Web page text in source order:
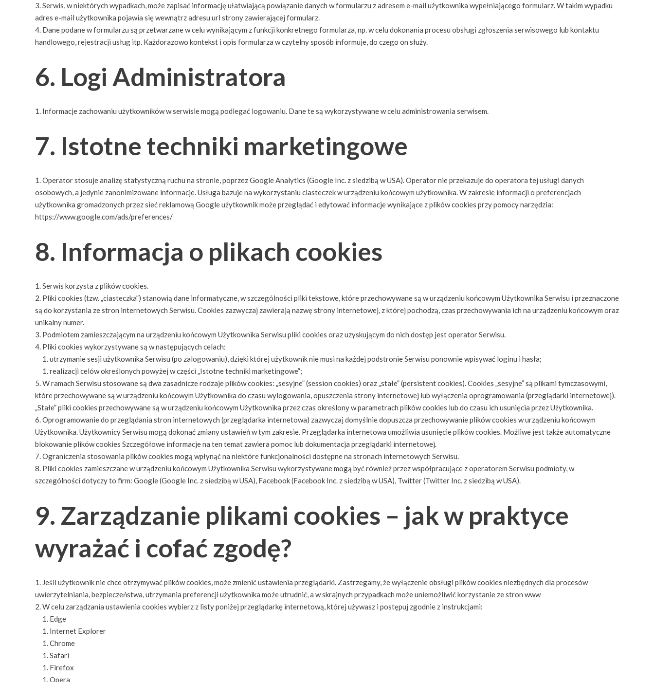
Serwis, w niektórych wypadkach, może zapisać informację ułatwiającą powiązanie danych w formularzu z adresem e-mail użytkownika wypełniającego formularz. W takim wypadku
adres e-mail użytkownika pojawia się wewnątrz adresu url strony zawierającej formularz.
Dane podane w formularzu są przetwarzane w celu wynikającym z funkcji konkretnego formularza, np. w celu dokonania procesu obsługi zgłoszenia serwisowego lub kontaktu
handlowego, rejestracji usług itp. Każdorazowo kontekst i opis formularza w czytelny sposób informuje, do czego on służy.
6. Logi Administratora
Informacje zachowaniu użytkowników w serwisie mogą podlegać logowaniu. Dane te są wykorzystywane w celu administrowania serwisem.
7. Istotne techniki marketingowe
Operator stosuje analizę statystyczną ruchu na stronie, poprzez Google Analytics (Google Inc. z siedzibą w USA). Operator nie przekazuje do operatora tej usługi danych
osobowych, a jedynie zanonimizowane informacje. Usługa bazuje na wykorzystaniu ciasteczek w urządzeniu końcowym użytkownika. W zakresie informacji o preferencjach
użytkownika gromadzonych przez sieć reklamową Google użytkownik może przeglądać i edytować informacje wynikające z plików cookies przy pomocy narzędzia:
https://www.google.com/ads/preferences/
8. Informacja o plikach cookies
Serwis korzysta z plików cookies.
Pliki cookies (tzw. „ciasteczka”) stanowią dane informatyczne, w szczególności pliki tekstowe, które przechowywane są w urządzeniu końcowym Użytkownika Serwisu i przeznaczone
są do korzystania ze stron internetowych Serwisu. Cookies zazwyczaj zawierają nazwę strony internetowej, z której pochodzą, czas przechowywania ich na urządzeniu końcowym oraz
unikalny numer.
Podmiotem zamieszczającym na urządzeniu końcowym Użytkownika Serwisu pliki cookies oraz uzyskującym do nich dostęp jest operator Serwisu.
Pliki cookies wykorzystywane są w następujących celach:
utrzymanie sesji użytkownika Serwisu (po zalogowaniu), dzięki której użytkownik nie musi na każdej podstronie Serwisu ponownie wpisywać loginu i hasła;
realizacji celów określonych powyżej w części „Istotne techniki marketingowe”;
W ramach Serwisu stosowane są dwa zasadnicze rodzaje plików cookies: „sesyjne” (session cookies) oraz „stałe” (persistent cookies). Cookies „sesyjne” są plikami tymczasowymi,
które przechowywane są w urządzeniu końcowym Użytkownika do czasu wylogowania, opuszczenia strony internetowej lub wyłączenia oprogramowania (przeglądarki internetowej).
„Stałe” pliki cookies przechowywane są w urządzeniu końcowym Użytkownika przez czas określony w parametrach plików cookies lub do czasu ich usunięcia przez Użytkownika.
Oprogramowanie do przeglądania stron internetowych (przeglądarka internetowa) zazwyczaj domyślnie dopuszcza przechowywanie plików cookies w urządzeniu końcowym
Użytkownika. Użytkownicy Serwisu mogą dokonać zmiany ustawień w tym zakresie. Przeglądarka internetowa umożliwia usunięcie plików cookies. Możliwe jest także automatyczne
blokowanie plików cookies Szczegółowe informacje na ten temat zawiera pomoc lub dokumentacja przeglądarki internetowej.
Ograniczenia stosowania plików cookies mogą wpłynąć na niektóre funkcjonalności dostępne na stronach internetowych Serwisu.
Pliki cookies zamieszczane w urządzeniu końcowym Użytkownika Serwisu wykorzystywane mogą być również przez współpracujące z operatorem Serwisu podmioty, w
szczególności dotyczy to firm: Google (Google Inc. z siedzibą w USA), Facebook (Facebook Inc. z siedzibą w USA), Twitter (Twitter Inc. z siedzibą w USA).
9. Zarządzanie plikami cookies – jak w praktyce
wyrażać i cofać zgodę?
Jeśli użytkownik nie chce otrzymywać plików cookies, może zmienić ustawienia przeglądarki. Zastrzegamy, że wyłączenie obsługi plików cookies niezbędnych dla procesów
uwierzytelniania, bezpieczeństwa, utrzymania preferencji użytkownika może utrudnić, a w skrajnych przypadkach może uniemożliwić korzystanie ze stron www
W celu zarządzania ustawienia cookies wybierz z listy poniżej przeglądarkę internetową, której używasz i postępuj zgodnie z instrukcjami:
Edge
Internet Explorer
Chrome
Safari
Firefox
Opera